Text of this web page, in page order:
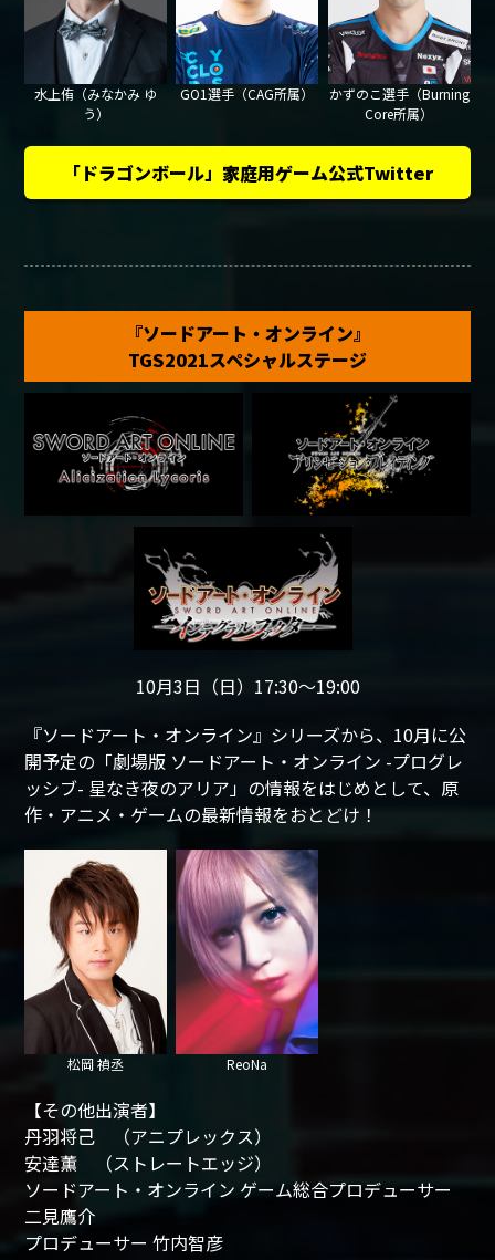
水上侑（みなかみ ゆ
う）
GO1選手（CAG所属）
かずのこ選手（Burning
Core所属）
「ドラゴンボール」家庭用ゲーム公式Twitter
『ソードアート・オンライン』
TGS2021スペシャルステージ
10月3日（日）17:30～19:00
『ソードアート・オンライン』シリーズから、10月に公
開予定の「劇場版 ソードアート・オンライン -プログレ
ッシブ- 星なき夜のアリア」の情報をはじめとして、原
作・アニメ・ゲームの最新情報をおとどけ！
松岡 禎丞 ReoNa
【その他出演者】
丹羽将己 （アニプレックス）
安達薫 （ストレートエッジ）
ソードアート・オンライン ゲーム総合プロデューサー
二見鷹介
プロデューサー 竹内智彦